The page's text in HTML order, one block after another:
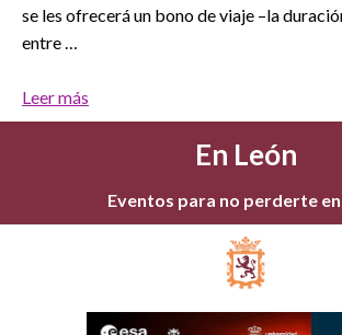
se les ofrecerá un bono de viaje –la
entre …
Leer más
En León
Eventos para no perderte